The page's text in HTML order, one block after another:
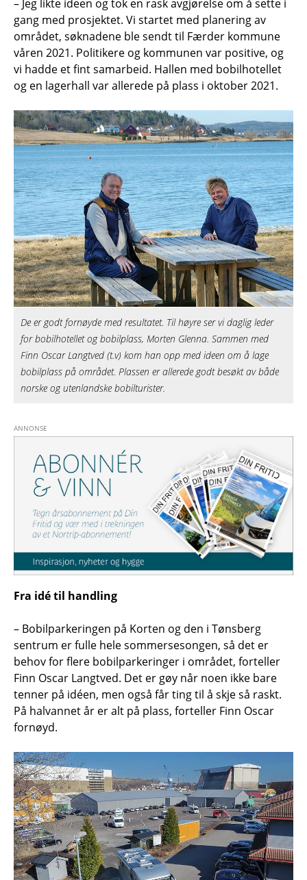
– Jeg likte ideen og tok en rask avgjørelse om å sette i
gang med prosjektet. Vi startet med planering av
området, søknadene ble sendt til Færder kommune
våren 2021. Politikere og kommunen var positive, og
vi hadde et fint samarbeid. Hallen med bobilhotellet
og en lagerhall var allerede på plass i oktober 2021.
De er godt fornøyde med resultatet. Til høyre ser vi daglig leder
for bobilhotellet og bobilplass, Morten Glenna. Sammen med
Finn Oscar Langtved (t.v) kom han opp med ideen om å lage
bobilplass på området. Plassen er allerede godt besøkt av både
norske og utenlandske bobilturister.
Fra idé til handling
– Bobilparkeringen på Korten og den i Tønsberg
sentrum er fulle hele sommersesongen, så det er
behov for flere bobilparkeringer i området, forteller
Finn Oscar Langtved. Det er gøy når noen ikke bare
tenner på idéen, men også får ting til å skje så raskt.
På halvannet år er alt på plass, forteller Finn Oscar
fornøyd.